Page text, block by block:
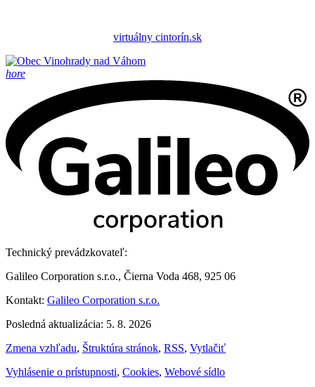
virtuálny cintorín.sk
hore
Technický prevádzkovateľ:
Galileo Corporation s.r.o., Čierna Voda 468, 925 06
Kontakt: Galileo Corporation s.r.o.
Posledná aktualizácia: 5. 8. 2026
Zmena vzhľadu, Štruktúra stránok, RSS, Vytlačiť
Vyhlásenie o prístupnosti, Cookies, Webové sídlo